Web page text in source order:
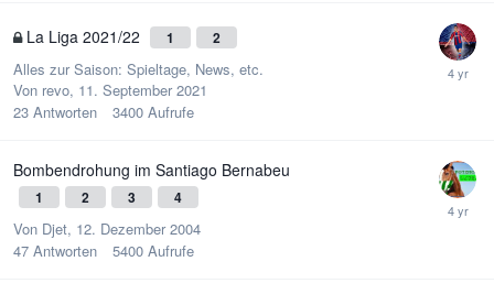
La Liga 2021/22 1 2
Alles zur Saison: Spieltage, News, etc.
Von revo, 11. September 2021
23 Antworten 3400 Aufrufe
Bombendrohung im Santiago Bernabeu
1 2 3 4
Von Djet, 12. Dezember 2004
47 Antworten 5400 Aufrufe